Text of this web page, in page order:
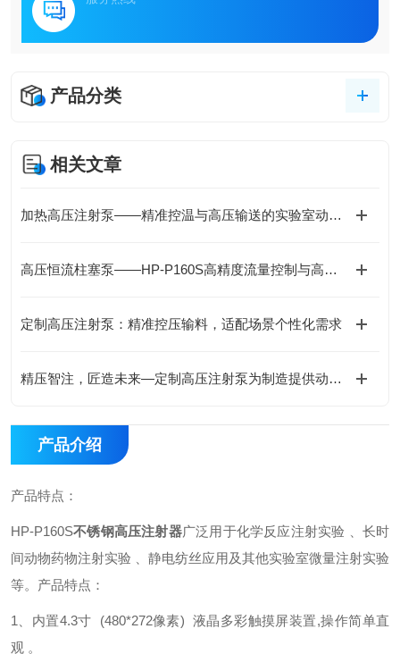
产品分类
相关文章
加热高压注射泵——精准控温与高压输送的实验室动力核心
高压恒流柱塞泵——HP-P160S高精度流量控制与高压液路输送的稳定基石
定制高压注射泵：精准控压输料，适配场景个性化需求
精压智注，匠造未来—定制高压注射泵为制造提供动力解决方案
产品介绍
产品特点：
HP-P160S不锈钢高压注射器广泛用于化学反应注射实验 、长时
间动物药物注射实验 、静电纺丝应用及其他实验室微量注射实验
等。 产品特点：
1、内置4.3寸 (480*272像素) 液晶多彩触摸屏装置,操作简单直
观 。